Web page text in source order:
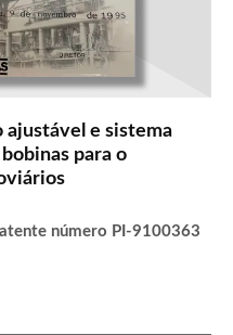
ajustável e sistema
para o
número PI-9100363